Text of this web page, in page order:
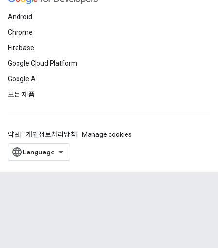
Android
Chrome
Firebase
Google Cloud Platform
Google AI
모든 제품
약관 개인정보처리방침 Manage cookies